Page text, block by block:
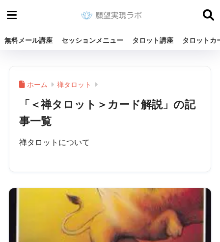
無料メール講座 セッションメニュー タロット講座 タロットカ
ホーム 禅タロット
「＜禅タロット＞カード解説」の記
事一覧
禅タロットについて